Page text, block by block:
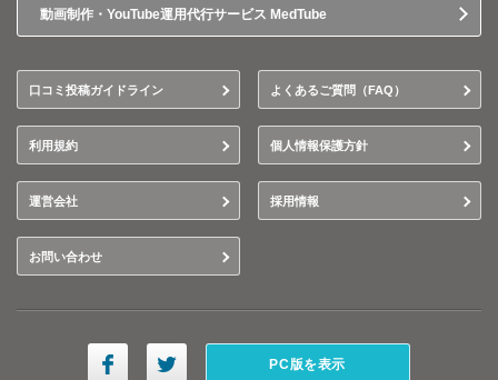
動画制作・YouTube運用代行サービス MedTube
口コミ投稿ガイドライン よくあるご質問（FAQ）
利用規約 個人情報保護方針
運営会社 採用情報
お問い合わせ
PC版を表示